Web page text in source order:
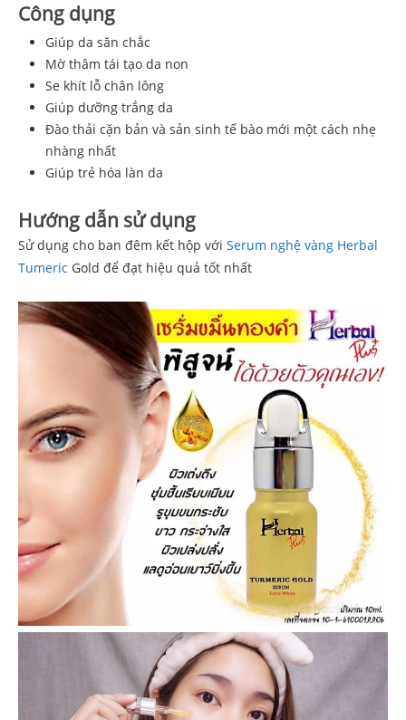
Công dụng
Giúp da săn chắc
Mờ thâm tái tạo da non
Se khít lỗ chân lông
Giúp dưỡng trắng da
Đào thải cặn bản và sản sinh tế bào mới một cách nhẹ
nhàng nhất
Giúp trẻ hóa làn da
Hướng dẫn sử dụng
Sử dụng cho ban đêm kết hộp với Serum nghệ vàng Herbal
Tumeric Gold để đạt hiệu quả tốt nhất